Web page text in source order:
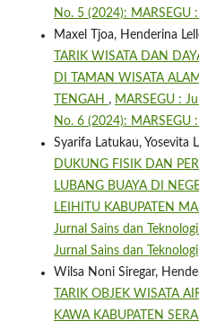
No. 5 (2024): MARSEGU
Maxel Tjoa, Henderina
TARIK WISATA DAN
DI TAMAN WISATA
TENGAH , MARSEGU :
No. 6 (2024): MARSEGU
Syarifa Latukau, Yosevita
DUKUNG FISIK DAN
LUBANG BUAYA DI
LEIHITU KABUPATEN
Jurnal Sains dan
Jurnal Sains dan Teknologi
Wilsa Noni Siregar,
TARIK OBJEK WISATA
KAWA KABUPATEN